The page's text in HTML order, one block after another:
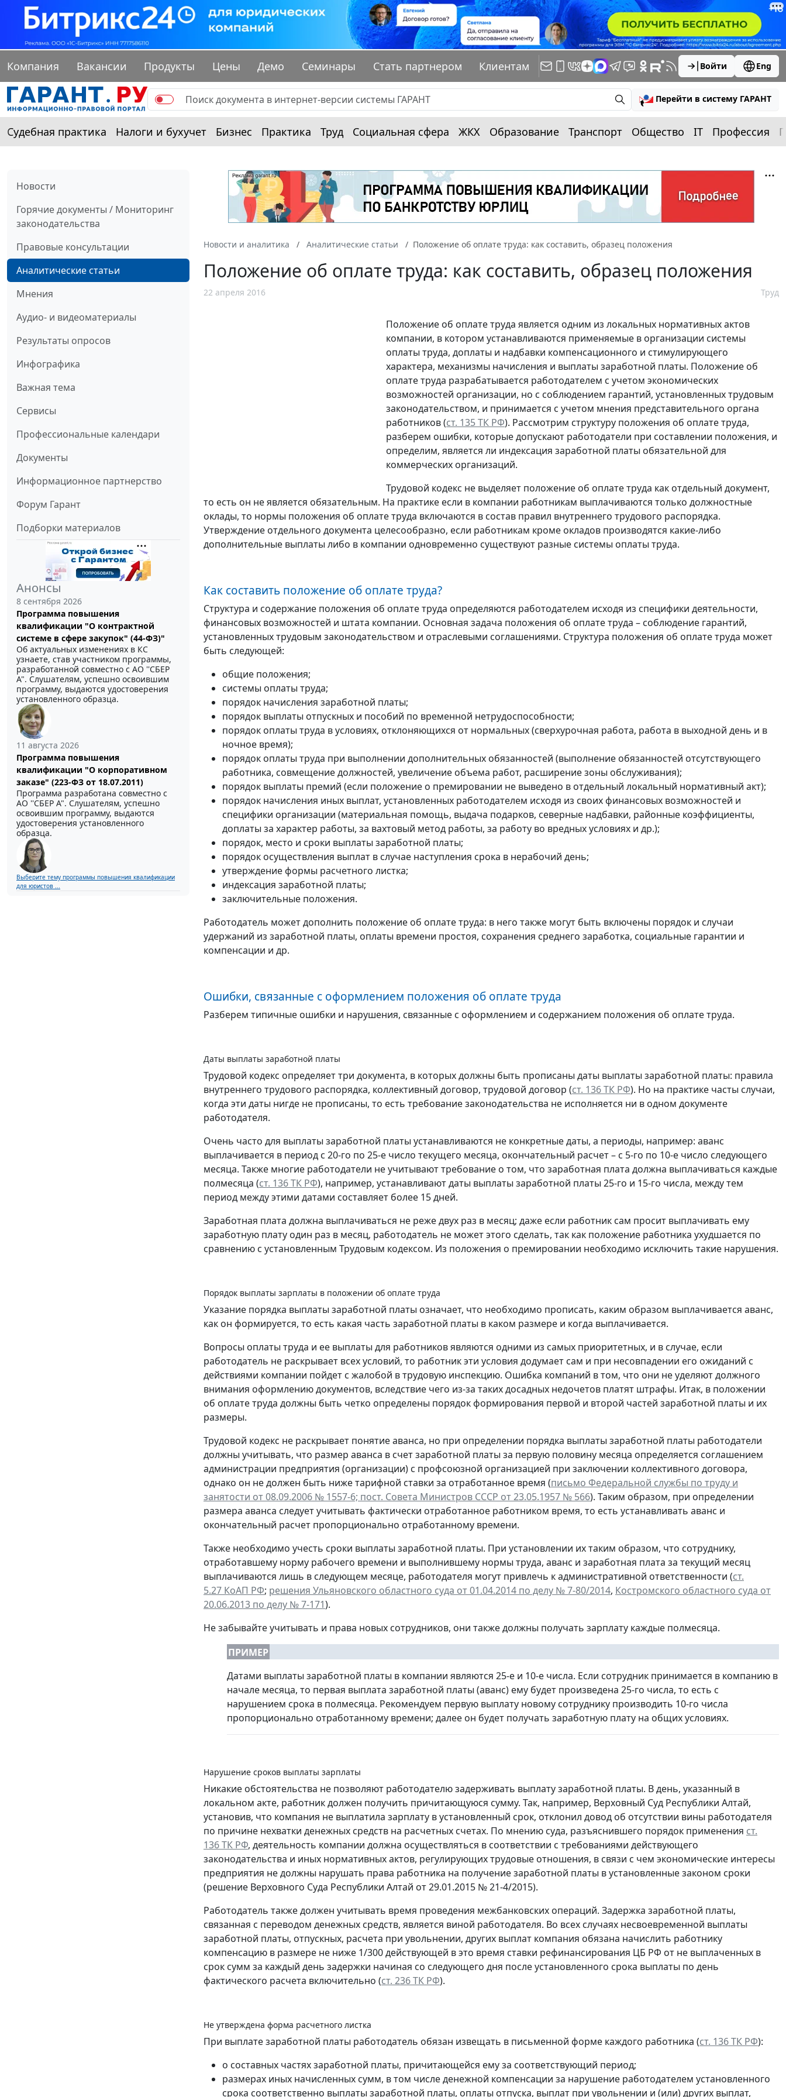
Компания Вакансии Продукты Цены Демо Семинары Стать партнером Клиентам Войти Eng
Перейти в систему ГАРАНТ
Судебная практика Налоги и бухучет Бизнес Практика Труд Социальная сфера ЖКХ Образование Транспорт Общество IT Профессия
Новости
Горячие документы / Мониторинг
законодательства
Правовые консультации
Аналитические статьи
Мнения
Аудио- и видеоматериалы
Результаты опросов
Инфографика
Важная тема
Сервисы
Профессиональные календари
Документы
Информационное партнерство
Форум Гарант
Подборки материалов
Анонсы
8 сентября 2026
Программа повышения
квалификации "О контрактной
системе в сфере закупок" (44-ФЗ)"
Об актуальных изменениях в КС
узнаете, став участником программы,
разработанной совместно с АО ''СБЕР
А". Слушателям, успешно освоившим
программу, выдаются удостоверения
установленного образца.
11 августа 2026
Программа повышения
квалификации "О корпоративном
заказе" (223-ФЗ от 18.07.2011)
Программа разработана совместно с
АО ''СБЕР А". Слушателям, успешно
освоившим программу, выдаются
удостоверения установленного
образца.
Выберите тему программы повышения квалификации
для юристов ...
Новости и аналитика Аналитические статьи Положение об оплате труда: как составить, образец положения
Положение об оплате труда: как составить, образец положения
22 апреля 2016 Труд
Положение об оплате труда является одним из локальных нормативных актов
компании, в котором устанавливаются применяемые в организации системы
оплаты труда, доплаты и надбавки компенсационного и стимулирующего
характера, механизмы начисления и выплаты заработной платы. Положение об
оплате труда разрабатывается работодателем с учетом экономических
возможностей организации, но с соблюдением гарантий, установленных трудовым
законодательством, и принимается с учетом мнения представительного органа
работников (ст. 135 ТК РФ). Рассмотрим структуру положения об оплате труда,
разберем ошибки, которые допускают работодатели при составлении положения, и
определим, является ли индексация заработной платы обязательной для
коммерческих организаций.
Трудовой кодекс не выделяет положение об оплате труда как отдельный документ,
то есть он не является обязательным. На практике если в компании работникам выплачиваются только должностные
оклады, то нормы положения об оплате труда включаются в состав правил внутреннего трудового распорядка.
Утверждение отдельного документа целесообразно, если работникам кроме окладов производятся какие-либо
дополнительные выплаты либо в компании одновременно существуют разные системы оплаты труда.
Как составить положение об оплате труда?
Структура и содержание положения об оплате труда определяются работодателем исходя из специфики деятельности,
финансовых возможностей и штата компании. Основная задача положения об оплате труда – соблюдение гарантий,
установленных трудовым законодательством и отраслевыми соглашениями. Структура положения об оплате труда может
быть следующей:
общие положения;
системы оплаты труда;
порядок начисления заработной платы;
порядок выплаты отпускных и пособий по временной нетрудоспособности;
порядок оплаты труда в условиях, отклоняющихся от нормальных (сверхурочная работа, работа в выходной день и в
ночное время);
порядок оплаты труда при выполнении дополнительных обязанностей (выполнение обязанностей отсутствующего
работника, совмещение должностей, увеличение объема работ, расширение зоны обслуживания);
порядок выплаты премий (если положение о премировании не выведено в отдельный локальный нормативный акт);
порядок начисления иных выплат, установленных работодателем исходя из своих финансовых возможностей и
специфики организации (материальная помощь, выдача подарков, северные надбавки, районные коэффициенты,
доплаты за характер работы, за вахтовый метод работы, за работу во вредных условиях и др.);
порядок, место и сроки выплаты заработной платы;
порядок осуществления выплат в случае наступления срока в нерабочий день;
утверждение формы расчетного листка;
индексация заработной платы;
заключительные положения.
Работодатель может дополнить положение об оплате труда: в него также могут быть включены порядок и случаи
удержаний из заработной платы, оплаты времени простоя, сохранения среднего заработка, социальные гарантии и
компенсации и др.
Ошибки, связанные с оформлением положения об оплате труда
Разберем типичные ошибки и нарушения, связанные с оформлением и содержанием положения об оплате труда.
Даты выплаты заработной платы
Трудовой кодекс определяет три документа, в которых должны быть прописаны даты выплаты заработной платы: правила
внутреннего трудового распорядка, коллективный договор, трудовой договор (ст. 136 ТК РФ). Но на практике часты случаи,
когда эти даты нигде не прописаны, то есть требование законодательства не исполняется ни в одном документе
работодателя.
Очень часто для выплаты заработной платы устанавливаются не конкретные даты, а периоды, например: аванс
выплачивается в период с 20-го по 25-е число текущего месяца, окончательный расчет – с 5-го по 10-е число следующего
месяца. Также многие работодатели не учитывают требование о том, что заработная плата должна выплачиваться каждые
полмесяца (ст. 136 ТК РФ), например, устанавливают даты выплаты заработной платы 25-го и 15-го числа, между тем
период между этими датами составляет более 15 дней.
Заработная плата должна выплачиваться не реже двух раз в месяц; даже если работник сам просит выплачивать ему
заработную плату один раз в месяц, работодатель не может этого сделать, так как положение работника ухудшается по
сравнению с установленным Трудовым кодексом. Из положения о премировании необходимо исключить такие нарушения.
Порядок выплаты зарплаты в положении об оплате труда
Указание порядка выплаты заработной платы означает, что необходимо прописать, каким образом выплачивается аванс,
как он формируется, то есть какая часть заработной платы в каком размере и когда выплачивается.
Вопросы оплаты труда и ее выплаты для работников являются одними из самых приоритетных, и в случае, если
работодатель не раскрывает всех условий, то работник эти условия додумает сам и при несовпадении его ожиданий с
действиями компании пойдет с жалобой в трудовую инспекцию. Ошибка компаний в том, что они не уделяют должного
внимания оформлению документов, вследствие чего из-за таких досадных недочетов платят штрафы. Итак, в положении
об оплате труда должны быть четко определены порядок формирования первой и второй частей заработной платы и их
размеры.
Трудовой кодекс не раскрывает понятие аванса, но при определении порядка выплаты заработной платы работодатели
должны учитывать, что размер аванса в счет заработной платы за первую половину месяца определяется соглашением
администрации предприятия (организации) с профсоюзной организацией при заключении коллективного договора,
однако он не должен быть ниже тарифной ставки за отработанное время (письмо Федеральной службы по труду и
занятости от 08.09.2006 № 1557-6; пост. Совета Министров СССР от 23.05.1957 № 566). Таким образом, при определении
размера аванса следует учитывать фактически отработанное работником время, то есть устанавливать аванс и
окончательный расчет пропорционально отработанному времени.
Также необходимо учесть сроки выплаты заработной платы. При установлении их таким образом, что сотруднику,
отработавшему норму рабочего времени и выполнившему нормы труда, аванс и заработная плата за текущий месяц
выплачиваются лишь в следующем месяце, работодателя могут привлечь к административной ответственности (ст.
5.27 КоАП РФ; решения Ульяновского областного суда от 01.04.2014 по делу № 7-80/2014, Костромского областного суда от
20.06.2013 по делу № 7-171).
Не забывайте учитывать и права новых сотрудников, они также должны получать зарплату каждые полмесяца.
ПРИМЕР
Датами выплаты заработной платы в компании являются 25-е и 10-е числа. Если сотрудник принимается в компанию в
начале месяца, то первая выплата заработной платы (аванс) ему будет произведена 25-го числа, то есть с
нарушением срока в полмесяца. Рекомендуем первую выплату новому сотруднику производить 10-го числа
пропорционально отработанному времени; далее он будет получать заработную плату на общих условиях.
Нарушение сроков выплаты зарплаты
Никакие обстоятельства не позволяют работодателю задерживать выплату заработной платы. В день, указанный в
локальном акте, работник должен получить причитающуюся сумму. Так, например, Верховный Суд Республики Алтай,
установив, что компания не выплатила зарплату в установленный срок, отклонил довод об отсутствии вины работодателя
по причине нехватки денежных средств на расчетных счетах. По мнению суда, разъяснившего порядок применения ст.
136 ТК РФ, деятельность компании должна осуществляться в соответствии с требованиями действующего
законодательства и иных нормативных актов, регулирующих трудовые отношения, в связи с чем экономические интересы
предприятия не должны нарушать права работника на получение заработной платы в установленные законом сроки
(решение Верховного Суда Республики Алтай от 29.01.2015 № 21-4/2015).
Работодатель также должен учитывать время проведения межбанковских операций. Задержка заработной платы,
связанная с переводом денежных средств, является виной работодателя. Во всех случаях несвоевременной выплаты
заработной платы, отпускных, расчета при увольнении, других выплат компания обязана начислить работнику
компенсацию в размере не ниже 1/300 действующей в это время ставки рефинансирования ЦБ РФ от не выплаченных в
срок сумм за каждый день задержки начиная со следующего дня после установленного срока выплаты по день
фактического расчета включительно (ст. 236 ТК РФ).
Не утверждена форма расчетного листка
При выплате заработной платы работодатель обязан извещать в письменной форме каждого работника (ст. 136 ТК РФ):
о составных частях заработной платы, причитающейся ему за соответствующий период;
размерах иных начисленных сумм, в том числе денежной компенсации за нарушение работодателем установленного
срока соответственно выплаты заработной платы, оплаты отпуска, выплат при увольнении и (или) других выплат,